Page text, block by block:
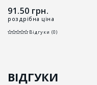
91.50 грн.
роздрібна ціна
Відгуки (0)
ВІДГУКИ